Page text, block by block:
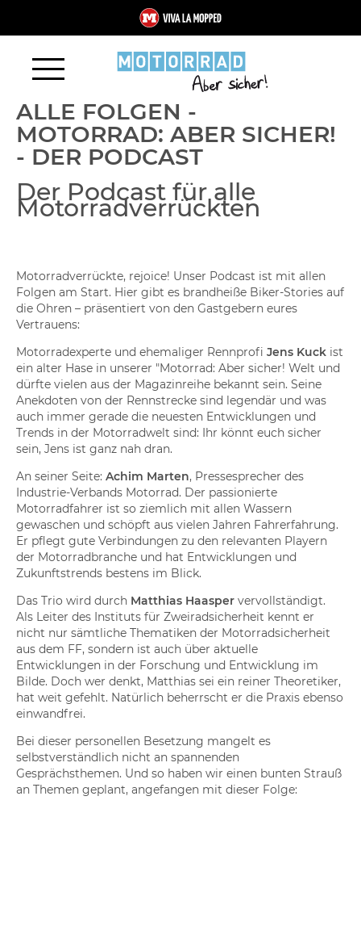
ALLE FOLGEN -
MOTORRAD: ABER SICHER!
- DER PODCAST
Der Podcast für alle
Motorradverrückten
Motorradverrückte, rejoice! Unser Podcast ist mit allen
Folgen am Start. Hier gibt es brandheiße Biker-Stories auf
die Ohren – präsentiert von den Gastgebern eures
Vertrauens:
Motorradexperte und ehemaliger Rennprofi Jens Kuck ist
ein alter Hase in unserer "Motorrad: Aber sicher! Welt und
dürfte vielen aus der Magazinreihe bekannt sein. Seine
Anekdoten von der Rennstrecke sind legendär und was
auch immer gerade die neuesten Entwicklungen und
Trends in der Motorradwelt sind: Ihr könnt euch sicher
sein, Jens ist ganz nah dran.
An seiner Seite: Achim Marten, Pressesprecher des
Industrie-Verbands Motorrad. Der passionierte
Motorradfahrer ist so ziemlich mit allen Wassern
gewaschen und schöpft aus vielen Jahren Fahrerfahrung.
Er pflegt gute Verbindungen zu den relevanten Playern
der Motorradbranche und hat Entwicklungen und
Zukunftstrends bestens im Blick.
Das Trio wird durch Matthias Haasper vervollständigt.
Als Leiter des Instituts für Zweiradsicherheit kennt er
nicht nur sämtliche Thematiken der Motorradsicherheit
aus dem FF, sondern ist auch über aktuelle
Entwicklungen in der Forschung und Entwicklung im
Bilde. Doch wer denkt, Matthias sei ein reiner Theoretiker,
hat weit gefehlt. Natürlich beherrscht er die Praxis ebenso
einwandfrei.
Bei dieser personellen Besetzung mangelt es
selbstverständlich nicht an spannenden
Gesprächsthemen. Und so haben wir einen bunten Strauß
an Themen geplant, angefangen mit dieser Folge: